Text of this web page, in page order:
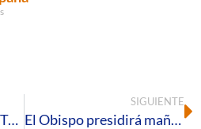
La Catedral acogerá el Triduo a la Inmaculada Concepción, patrona de la Diócesis de Huelva
SIGUIENTE
El Obispo presidirá mañana en la Catedral la Solemne Misa Estacional de la Inmaculada Concepción